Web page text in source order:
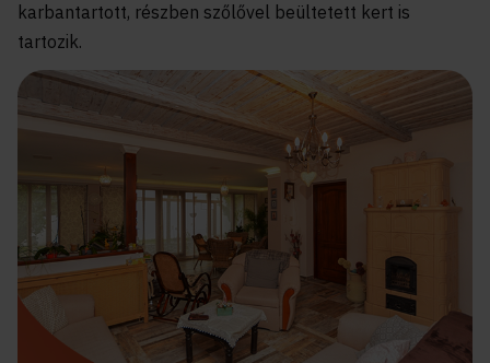
karbantartott, részben szőlővel beültetett kert is
tartozik.